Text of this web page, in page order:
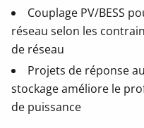
Couplage PV/BESS
réseau selon les
de réseau
Projets de réponse
stockage améliore le
de puissance